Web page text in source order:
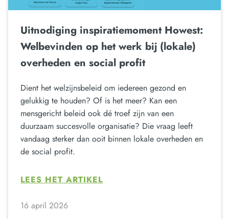
Uitnodiging inspiratiemoment Howest:
Welbevinden op het werk bij (lokale)
overheden en social profit
Dient het welzijnsbeleid om iedereen gezond en
gelukkig te houden? Of is het meer? Kan een
mensgericht beleid ook dé troef zijn van een
duurzaam succesvolle organisatie? Die vraag leeft
vandaag sterker dan ooit binnen lokale overheden en
de social profit.
LEES HET ARTIKEL
16 april 2026